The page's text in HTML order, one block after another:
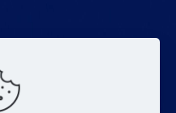
Dirección
Bin Jiang Xi Lu
Haizhu, Guangzhou